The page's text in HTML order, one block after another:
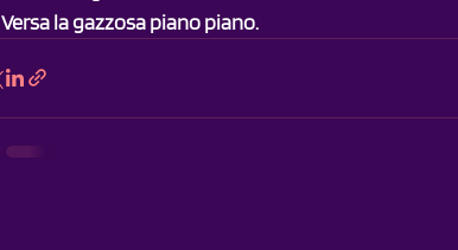
Versa la gazzosa piano piano.